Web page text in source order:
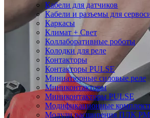
Кабели для датчиков
Кабели и разъемы для
Каркасы
Климат + Свет
Коллаборативные роботы
Колодки для реле
Контакторы
Контакторы PULSE
Миниатюрные силовые реле
Миниконтакторы
Миниконтакторы PULSE
Модификационные
Модули расширения ПЛК